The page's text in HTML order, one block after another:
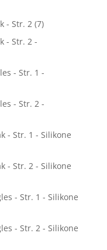
- Str. 2 (7)
- Str. 2 -
- Str. 1 -
- Str. 2 -
- Str. 1 - Silikone
- Str. 2 - Silikone
- Str. 1 - Silikone
- Str. 2 - Silikone